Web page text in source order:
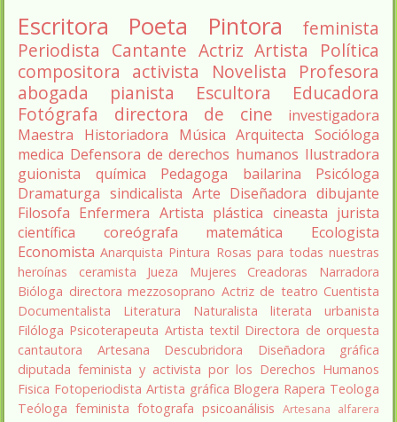
Escritora Poeta Pintora
feminista
Periodista Cantante Actriz Artista
Política
compositora activista Novelista
Profesora
abogada
pianista Escultora
Educadora
Fotógrafa
directora de cine
investigadora
Maestra
Historiadora Música Arquitecta Socióloga
medica Defensora de derechos humanos Ilustradora
guionista
química Pedagoga bailarina
Psicóloga
Dramaturga sindicalista Arte Diseñadora dibujante
Filosofa Enfermera Artista plástica cineasta jurista
científica
coreógrafa matemática
Ecologista
Economista Anarquista Pintura Rosas para todas nuestras
heroínas
ceramista Jueza Mujeres Creadoras
Narradora
Bióloga directora mezzosoprano Actriz de teatro Cuentista
Documentalista
Literatura Naturalista literata
urbanista
Filóloga Psicoterapeuta Artista textil Directora de orquesta
cantautora
Artesana Descubridora
Diseñadora gráfica
diputada feminista y activista por los Derechos Humanos
Fisica Fotoperiodista Artista gráfica Blogera Rapera Teologa
Teóloga feminista fotografa psicoanálisis Artesana alfarera